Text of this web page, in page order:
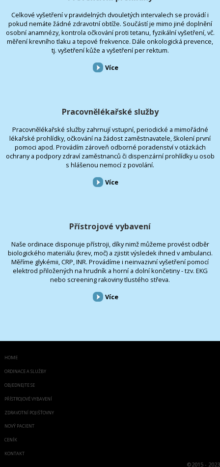
Celkové vyšetření v pravidelných dvouletých intervalech se provádí i
pokud nemáte žádné zdravotní obtíže. Součástí je mimo jiné doplnění
osobní anamnézy, kontrola očkování proti tetanu, fyzikální vyšetření, vč.
měření krevního tlaku a tepové frekvence. Dále onkologická prevence,
tj. vyšetření kůže a vyšetření per rektum.
Více
Pracovnělékařské služby
Pracovnělékařské služby zahrnují vstupní, periodické a mimořádné
lékařské prohlídky, očkování na žádost zaměstnavatele, školení první
pomoci apod. Provádím zároveň odborné poradenství v otázkách
ochrany a podpory zdraví zaměstnanců či dispenzární prohlídky u osob
s hlášenou nemocí z povolání.
Více
Přístrojové vybavení
Naše ordinace disponuje přístroji, díky nimž můžeme provést odběr
biologického materiálu (krev, moč) a zjistit výsledek ihned v ambulanci.
Měříme glykémii, CRP, INR. Provádíme i neinvazivní vyšetření pomocí
elektrod přiložených na hrudník a horní a dolní končetiny - tzv. EKG
nebo screening rakoviny tlustého střeva.
Více
HOME
ORDINACE A SLUŽBY
OBJEDNEJTE SE
PŘÍSTROJOVÉ VYBAVENÍ
ZDRAVOTNÍ POJIŠŤOVNY
NOVÝ PACIENT
CENÍK
KONTAKT
©2015 - 2023